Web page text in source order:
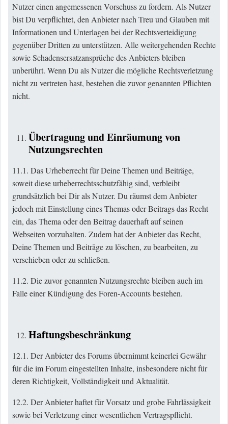
Nutzer einen angemessenen Vorschuss zu fordern. Als Nutzer
bist Du verpflichtet, den Anbieter nach Treu und Glauben mit
Informationen und Unterlagen bei der Rechtsverteidigung
gegenüber Dritten zu unterstützen. Alle weitergehenden Rechte
sowie Schadensersatzansprüche des Anbieters bleiben
unberührt. Wenn Du als Nutzer die mögliche Rechtsverletzung
nicht zu vertreten hast, bestehen die zuvor genannten Pflichten
nicht.
Übertragung und Einräumung von
Nutzungsrechten
11.1. Das Urheberrecht für Deine Themen und Beiträge,
soweit diese urheberrechtsschutzfähig sind, verbleibt
grundsätzlich bei Dir als Nutzer. Du räumst dem Anbieter
jedoch mit Einstellung eines Themas oder Beitrags das Recht
ein, das Thema oder den Beitrag dauerhaft auf seinen
Webseiten vorzuhalten. Zudem hat der Anbieter das Recht,
Deine Themen und Beiträge zu löschen, zu bearbeiten, zu
verschieben oder zu schließen.
11.2. Die zuvor genannten Nutzungsrechte bleiben auch im
Falle einer Kündigung des Foren-Accounts bestehen.
Haftungsbeschränkung
12.1. Der Anbieter des Forums übernimmt keinerlei Gewähr
für die im Forum eingestellten Inhalte, insbesondere nicht für
deren Richtigkeit, Vollständigkeit und Aktualität.
12.2. Der Anbieter haftet für Vorsatz und grobe Fahrlässigkeit
sowie bei Verletzung einer wesentlichen Vertragspflicht.